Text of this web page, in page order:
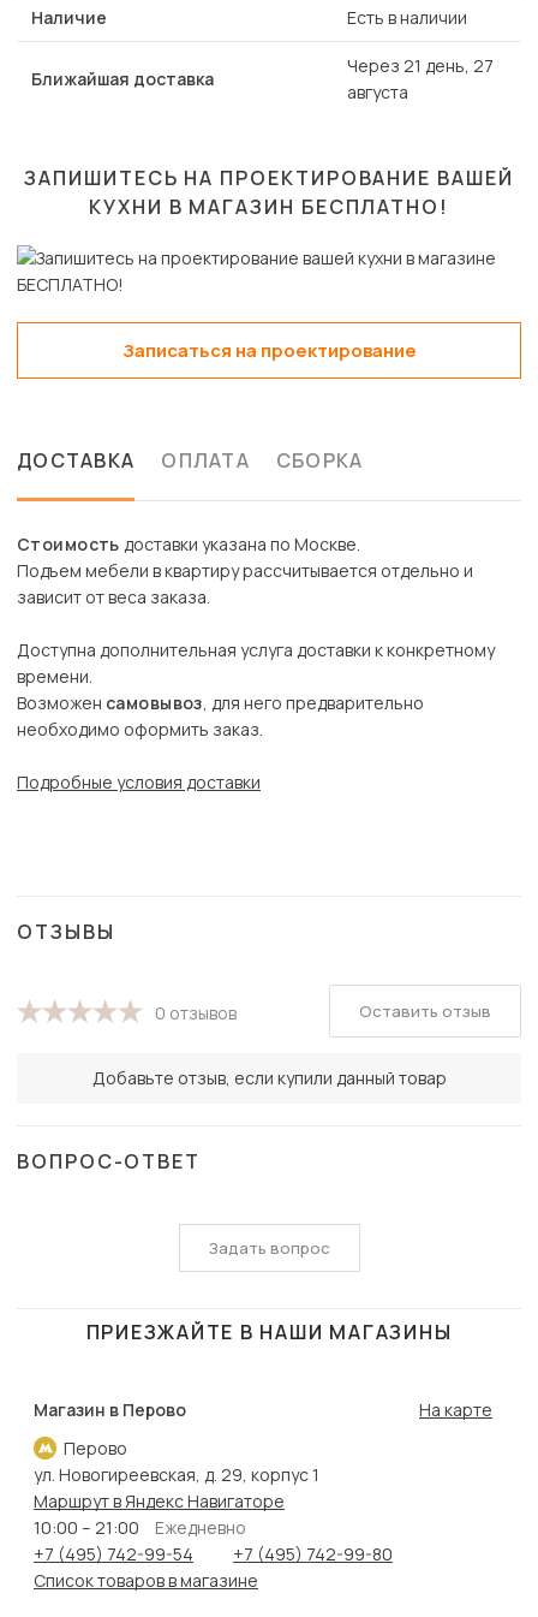
Наличие Есть в наличии
Ближайшая доставка
Через 21 день, 27
августа
ЗАПИШИТЕСЬ НА ПРОЕКТИРОВАНИЕ ВАШЕЙ
КУХНИ В МАГАЗИН БЕСПЛАТНО!
Записаться на проектирование
ДОСТАВКА ОПЛАТА СБОРКА
Стоимость доставки указана по Москве.
Подъем мебели в квартиру рассчитывается отдельно и
зависит от веса заказа.
Доступна дополнительная услуга доставки к конкретному
времени.
Возможен самовывоз, для него предварительно
необходимо оформить заказ.
Подробные условия доставки
ОТЗЫВЫ
0 отзывов
Добавьте отзыв, если купили данный товар
Оставить отзыв
ВОПРОС-ОТВЕТ
Задать вопрос
ПРИЕЗЖАЙТЕ В НАШИ МАГАЗИНЫ
Магазин в Перово
Перово
На карте
ул. Новогиреевская, д. 29, корпус 1
Маршрут в Яндекс Навигаторе
10:00 – 21:00
Ежедневно
+7 (495) 742-99-54
+7 (495) 742-99-80
Список товаров в магазине